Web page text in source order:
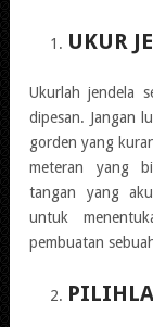
UKUR
Ukurlah jendela
dipesan. Jangan
gorden yang
meteran yang
tangan yang
untuk
pembuatan